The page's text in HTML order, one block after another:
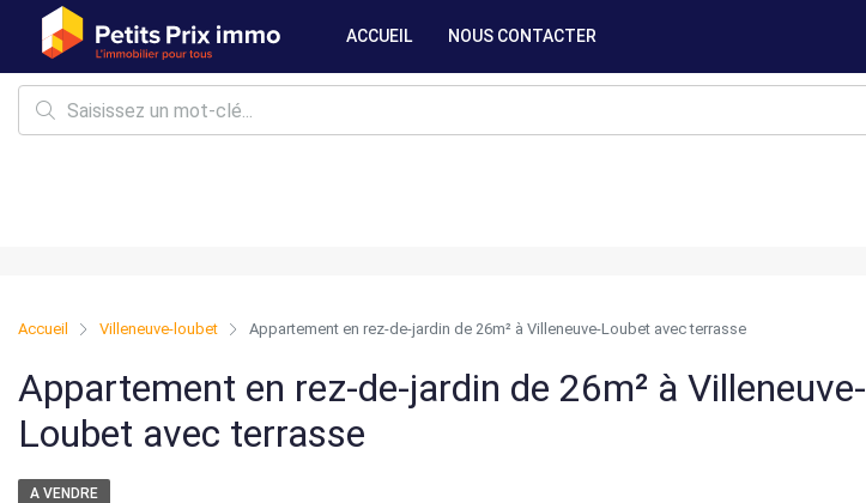
ACCUEIL NOUS CONTACTER
Accueil Villeneuve-loubet Appartement en rez-de-jardin de 26m² à Villeneuve-Loubet avec terrasse
Appartement en rez-de-jardin de 26m² à Villeneuve-
Loubet avec terrasse
A VENDRE